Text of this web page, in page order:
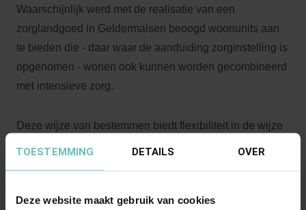
TOESTEMMING DETAILS OVER
Deze website maakt gebruik van cookies
Waarschijnlijk werd met de realisatie van een
zorglandgoed in Geldermalsen beoogd woonunits aan
te bieden die - daar waar de aanduiding zorginstelling is
opgenomen - wonen ook kunnen worden gecombineerd
met intensieve zorg.
Deze wijze van bestemmen biedt flexibiliteit in de wijze
Omdat de Nederlandse plansystematiek uitgaat van